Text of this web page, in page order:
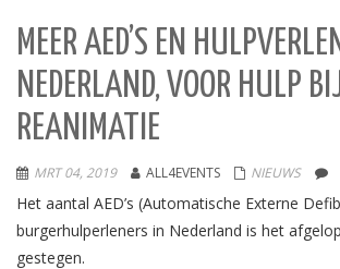
MEER AED’S EN
NEDERLAND, VOOR HULP
REANIMATIE
MRT 04, 2019 ALL4EVENTS NIEUWS
Het aantal AED’s (Automatische Externe
burgerhulperleners in Nederland is het
gestegen.